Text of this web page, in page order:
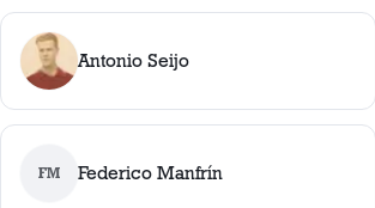
Antonio Seijo
FM Federico Manfrín